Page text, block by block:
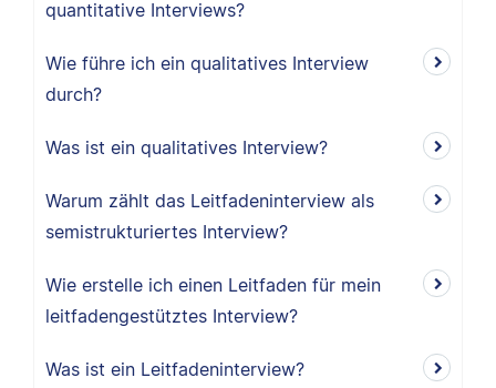
quantitative Interviews?
Wie führe ich ein qualitatives Interview
durch?
Was ist ein qualitatives Interview?
Warum zählt das Leitfadeninterview als
semistrukturiertes Interview?
Wie erstelle ich einen Leitfaden für mein
leitfadengestütztes Interview?
Was ist ein Leitfadeninterview?